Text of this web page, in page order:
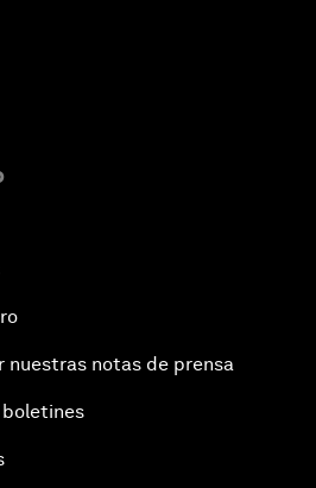
nuestras notas de prensa